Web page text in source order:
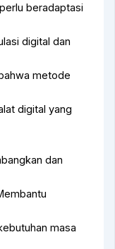
beradaptasi
digital dan
metode
digital yang
dan
masa